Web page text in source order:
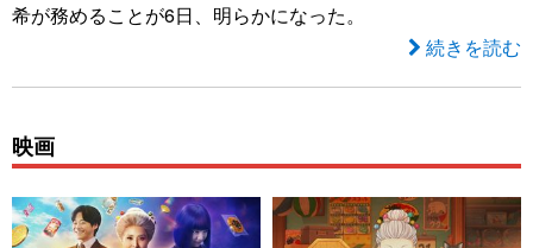
希が務めることが6日、明らかになった。
続きを読む
映画